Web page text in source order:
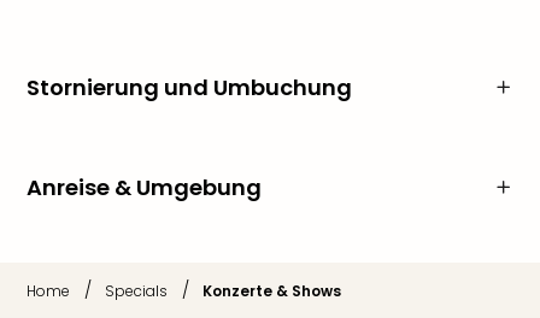
Stornierung und Umbuchung
Anreise & Umgebung
Home / Specials / Konzerte & Shows